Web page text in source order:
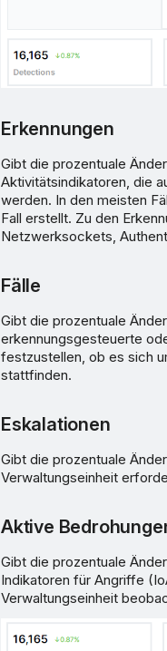
Erkennungen
Gibt die prozentuale
Aktivitätsindikatoren, die
werden. In den meisten
Fall erstellt. Zu den
Netzwerksockets,
Fälle
Gibt die prozentuale
erkennungsgesteuerte
festzustellen, ob es sich
stattfinden.
Eskalationen
Gibt die prozentuale
Verwaltungseinheit
Aktive
Gibt die prozentuale
Indikatoren für Angriffe
Verwaltungseinheit